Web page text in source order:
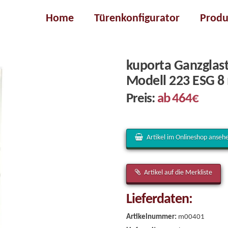
Home Türenkonfigurator
kuporta
Modell 223 ESG
Preis: ab 464€
Artikel im Onlineshop
Artikel auf die Merkliste
Lieferdaten:
Artikelnummer: m00401